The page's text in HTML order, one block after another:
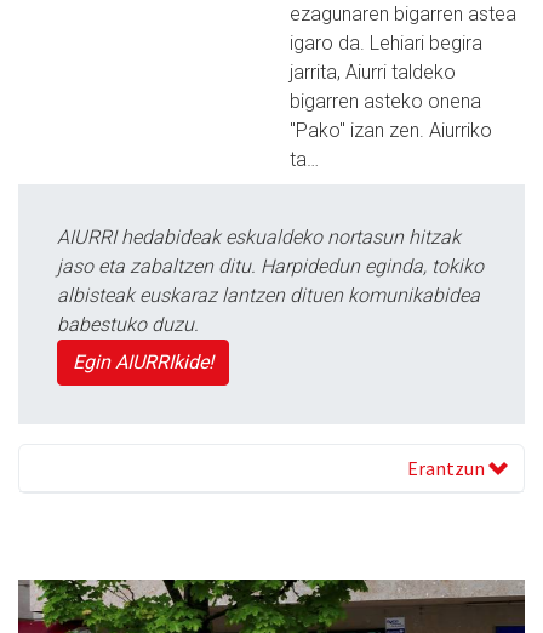
ezagunaren bigarren astea
igaro da. Lehiari begira
jarrita, Aiurri taldeko
bigarren asteko onena
"Pako" izan zen. Aiurriko
ta…
AIURRI hedabideak eskualdeko nortasun hitzak
jaso eta zabaltzen ditu. Harpidedun eginda, tokiko
albisteak euskaraz lantzen dituen komunikabidea
babestuko duzu.
Egin AIURRIkide!
Erantzun